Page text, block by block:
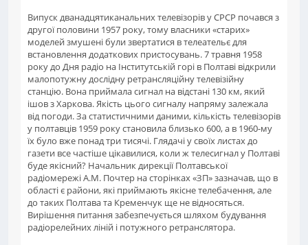
Випуск дванадцятиканальних телевізорів у СРСР почався з
другої половини 1957 року, тому власники «старих»
моделей змушені були звертатися в телеательє для
встановлення додаткових пристосувань. 7 травня 1958
року до Дня радіо на Інститутській горі в Полтаві відкрили
малопотужну дослідну ретрансляційну телевізійну
станцію. Вона приймала сигнал на відстані 130 км, який
ішов з Харкова. Якість цього сигналу напряму залежала
від погоди. За статистичними даними, кількість телевізорів
у полтавців 1959 року становила близько 600, а в 1960-му
їх було вже понад три тисячі. Глядачі у своїх листах до
газети все частіше цікавилися, коли ж телесигнал у Полтаві
буде якісний? Начальник дирекції Полтавської
радіомережі А.М. Почтер на сторінках «ЗП» зазначав, що в
області є райони, які приймають якісне телебачення, але
до таких Полтава та Кременчук ще не відносяться.
Вирішення питання забезпечується шляхом будування
радіорелейних ліній і потужного ретранслятора.